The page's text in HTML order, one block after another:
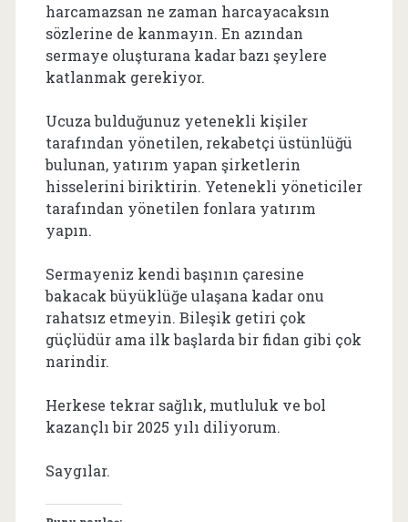
harcamazsan ne zaman harcayacaksın
sözlerine de kanmayın. En azından
sermaye oluşturana kadar bazı şeylere
katlanmak gerekiyor.
Ucuza bulduğunuz yetenekli kişiler
tarafından yönetilen, rekabetçi üstünlüğü
bulunan, yatırım yapan şirketlerin
hisselerini biriktirin. Yetenekli yöneticiler
tarafından yönetilen fonlara yatırım
yapın.
Sermayeniz kendi başının çaresine
bakacak büyüklüğe ulaşana kadar onu
rahatsız etmeyin. Bileşik getiri çok
güçlüdür ama ilk başlarda bir fidan gibi çok
narindir.
Herkese tekrar sağlık, mutluluk ve bol
kazançlı bir 2025 yılı diliyorum.
Saygılar.